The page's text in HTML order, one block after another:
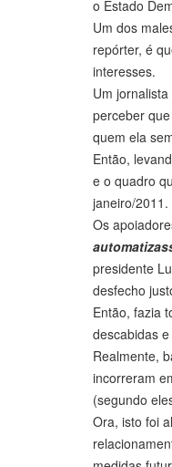
o Estado
Um dos
repórter, é
interesses.
Um
perceber
quem ela
Então,
e o quadro
janeiro/2011.
Os
presidente
desfecho
Então, fazia
descabidas
Realmente,
incorreram
(segundo
Ora, isto foi